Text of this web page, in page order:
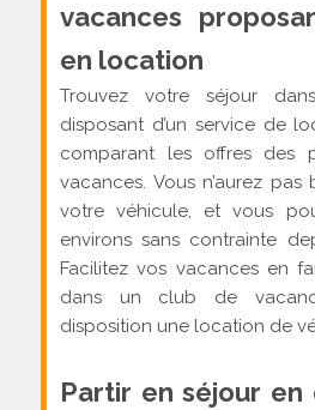
vacances
en location
Trouvez votre séjour
disposant d’un service de
comparant les offres des
vacances. Vous n’aurez pas
votre véhicule, et vous
environs sans contrainte
Facilitez vos vacances en
dans un club de
disposition une location de
Partir en séjour